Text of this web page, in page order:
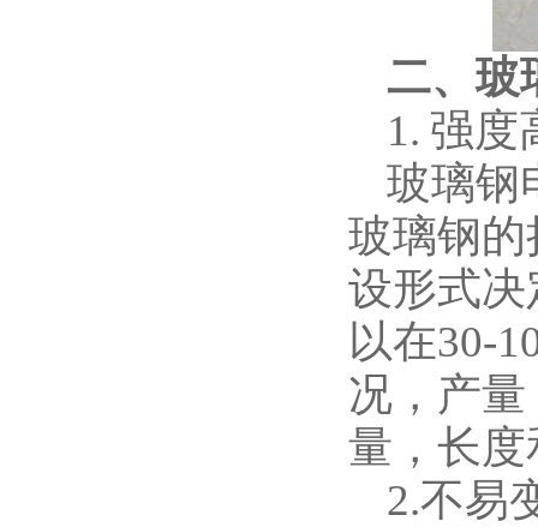
二、玻
1. 强度
玻璃钢
玻璃钢的
设形式
以在30-
况，产
量，长
2.不易